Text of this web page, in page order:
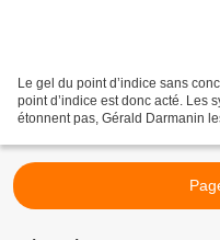
Le gel du point d’indice sans
point d’indice est donc acté. Les
étonnent pas, Gérald Darmanin